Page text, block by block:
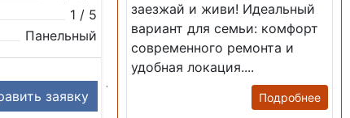
1 / 5
Панельный
заявку
заезжай и живи! ​Идеальный
вариант для семьи: комфорт
современного ремонта и
удобная локация....
Подробнее